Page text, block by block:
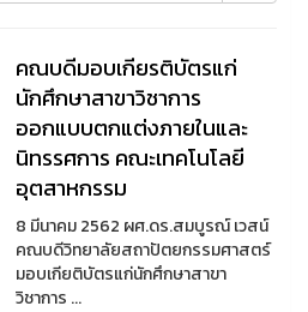
คณบดีมอบเกียรติบัตรแก่
นักศึกษาสาขาวิชาการ
ออกแบบตกแต่งภายในและ
นิทรรศการ คณะเทคโนโลยี
อุตสาหกรรม
8 มีนาคม 2562 ผศ.ดร.สมบูรณ์ เวสน์
คณบดีวิทยาลัยสถาปัตยกรรมศาสตร์
มอบเกียติบัตรแก่นักศึกษาสาขา
วิชาการ ...